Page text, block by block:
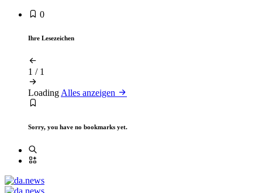
0
Ihre Lesezeichen
1 / 1
Loading Alles anzeigen
Sorry, you have no bookmarks yet.